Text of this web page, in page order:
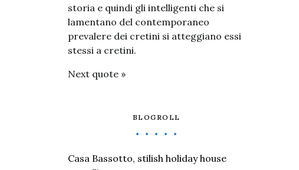
storia e quindi gli intelligenti che si
lamentano del contemporaneo
prevalere dei cretini si atteggiano essi
stessi a cretini.
Next quote »
BLOGROLL
Casa Bassotto, stilish holiday house